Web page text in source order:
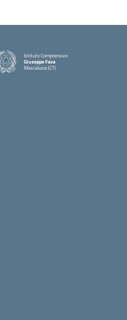
Istituto Comprensivo
Giuseppe Fava
Mascalucia (CT)